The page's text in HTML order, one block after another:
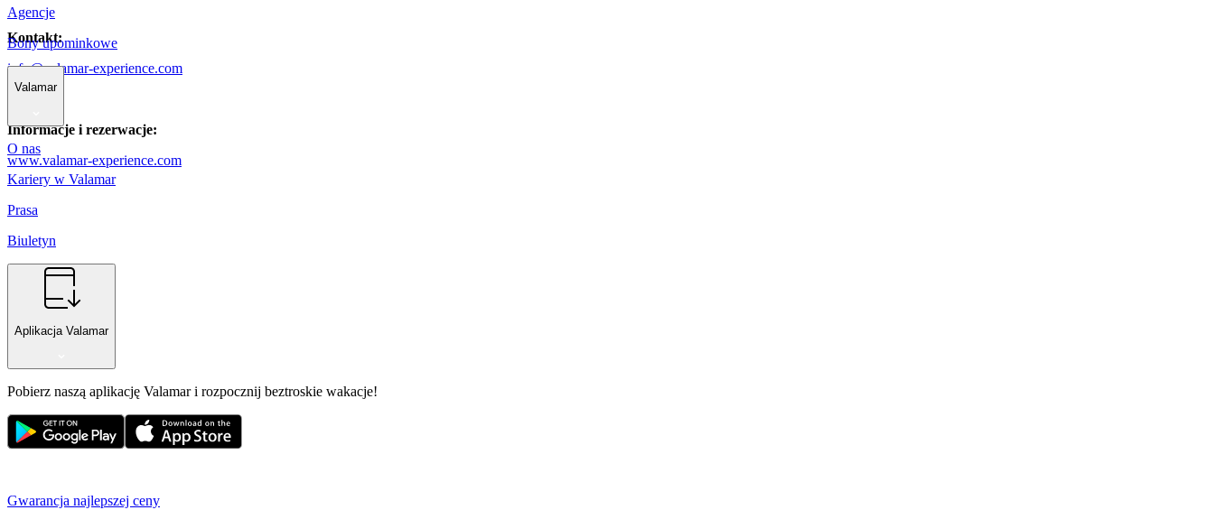
Kontakt:
info@valamar-experience.com
Informacje i rezerwacje:
www.valamar-experience.com
Agencje
Bony upominkowe
Valamar
O nas
Kariery w Valamar
Prasa
Biuletyn
Aplikacja Valamar
Pobierz naszą aplikację Valamar i rozpocznij beztroskie wakacje!
Gwarancja najlepszej ceny